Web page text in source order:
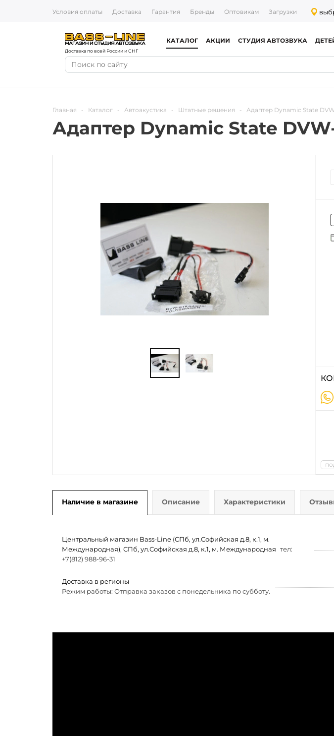
Условия оплаты Доставка Гарантия Бренды Оптовикам Загрузки
Доставка по всей России и СНГ
КАТАЛОГ АКЦИИ СТУДИЯ АВТОЗВУКА
Главная - Каталог - Автоакустика - Штатные решения - Адаптер Dynamic State
Адаптер Dynamic State
Наличие в магазине Описание Характеристики
Центральный магазин Bass-Line (СПб, ул.Софийская д.8, к.1, м.
Международная), СПб, ул.Софийская д.8, к.1, м. Международная тел:
+7(812) 988-96-31
Доставка в регионы
Режим работы: Отправка заказов с понедельника по субботу.